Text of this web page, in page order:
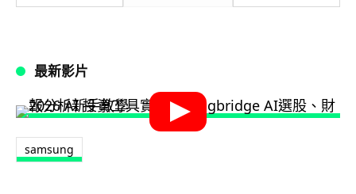
最新影片
samsung